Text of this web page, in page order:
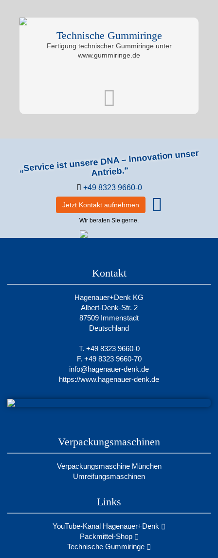
Technische Gummiringe
Fertigung technischer Gummiringe unter
www.gummiringe.de
„Service ist unsere DNA – Innovation unser
Antrieb.“
+49 8323 9660-0
Jetzt Kontakt aufnehmen
Wir beraten Sie gerne.
Kontakt
Hagenauer+Denk KG
Albert-Denk-Str. 2
87509 Immenstadt
Deutschland
T. +49 8323 9660-0
F. +49 8323 9660-70
info@hagenauer-denk.de
https://www.hagenauer-denk.de
Verpackungsmaschinen
Verpackungsmaschine München
Umreifungsmaschinen
Links
YouTube-Kanal Hagenauer+Denk
Packmittel-Shop
Technische Gummiringe